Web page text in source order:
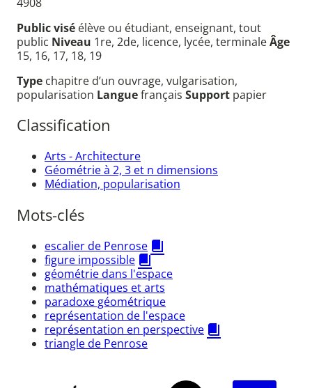
Public visé élève ou étudiant, enseignant, tout
public Niveau 1re, 2de, licence, lycée, terminaleÂge
15, 16, 17, 18, 19
Type chapitre d’un ouvrage, vulgarisation,
popularisation Languefrançais Support papier
Classification
Arts - Architecture
Géométrie à 2, 3 et n dimensions
Médiation, popularisation
Mots-clés
escalier de Penrose
figure impossible
géométrie dans l'espace
mathématiques et arts
paradoxe géométrique
représentation de l'espace
représentation en perspective
triangle de Penrose